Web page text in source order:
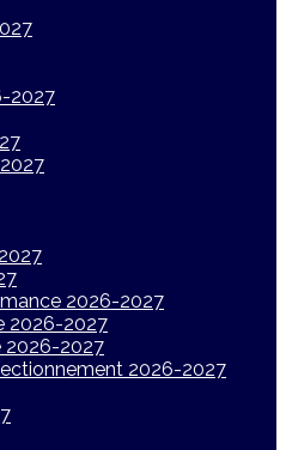
2027
2026-2027
2026-2027
2026-2027
2026-2027